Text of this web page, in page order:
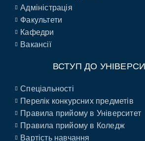
Адміністрація
Факультети
Кафедри
Вакансії
ВСТУП ДО
Спеціальності
Перелік конкурсних предметів
Правила прийому в Університет
Правила прийому в Коледж
Вартість навчання